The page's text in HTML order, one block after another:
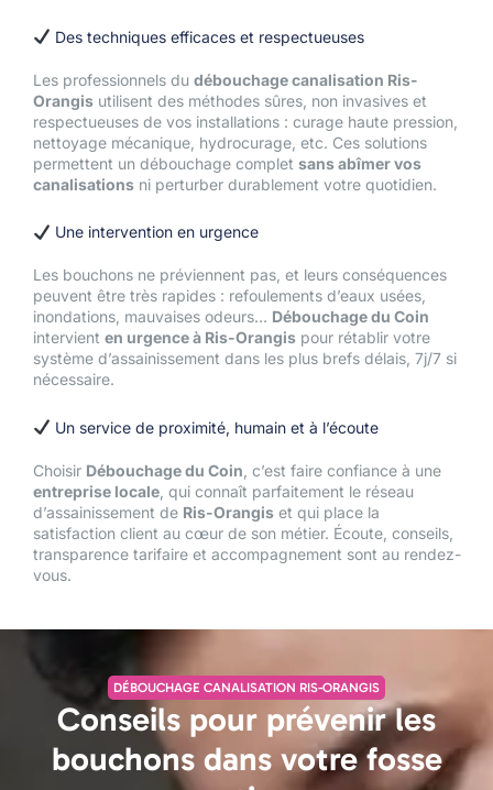
Des techniques efficaces et respectueuses
Les professionnels du débouchage canalisation Ris-
Orangis utilisent des méthodes sûres, non invasives et
respectueuses de vos installations : curage haute pression,
nettoyage mécanique, hydrocurage, etc. Ces solutions
permettent un débouchage complet sans abîmer vos
canalisations ni perturber durablement votre quotidien.
Une intervention en urgence
Les bouchons ne préviennent pas, et leurs conséquences
peuvent être très rapides : refoulements d’eaux usées,
inondations, mauvaises odeurs… Débouchage du Coin
intervient en urgence à Ris-Orangis pour rétablir votre
système d’assainissement dans les plus brefs délais, 7j/7 si
nécessaire.
Un service de proximité, humain et à l’écoute
Choisir Débouchage du Coin c’est faire confiance à une
entreprise locale , qui connaît parfaitement le réseau
d’assainissement de Ris-Orangis et qui place la
satisfaction client au cœur de son métier. Écoute, conseils,
transparence tarifaire et accompagnement sont au rendez-
vous.
DÉBOUCHAGE CANALISATION RIS-ORANGIS
Conseils pour prévenir les
bouchons dans votre fosse